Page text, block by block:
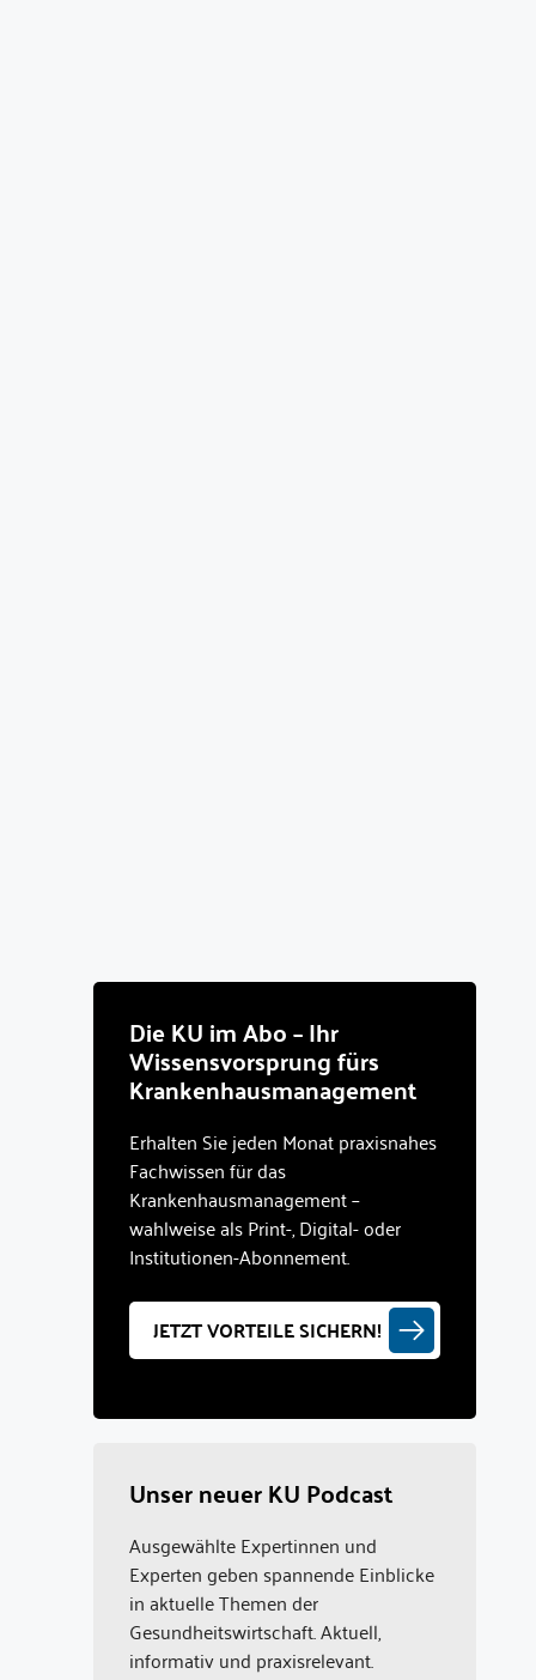
Die KU im Abo – Ihr
Wissensvorsprung fürs
Krankenhausmanagement
Erhalten Sie jeden Monat praxisnahes
Fachwissen für das
Krankenhausmanagement –
wahlweise als Print-, Digital- oder
Institutionen-Abonnement.
JETZT VORTEILE SICHERN!
Unser neuer KU Podcast
Ausgewählte Expertinnen und
Experten geben spannende Einblicke
in aktuelle Themen der
Gesundheitswirtschaft. Aktuell,
informativ und praxisrelevant.